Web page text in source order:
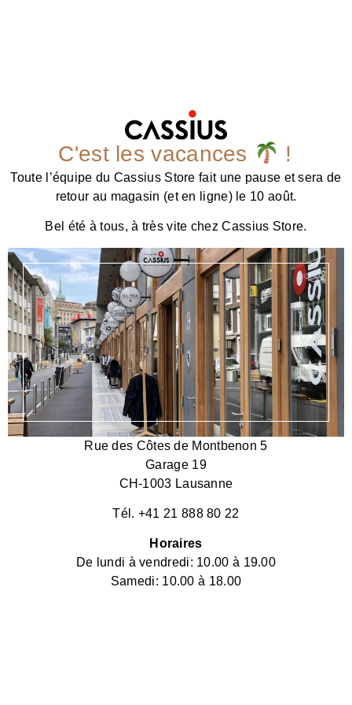
C'est les vacances !
Toute l’équipe du Cassius Store fait une pause et sera de
retour au magasin (et en ligne) le 10 août.
Bel été à tous, à très vite chez Cassius Store.
Rue des Côtes de Montbenon 5
Garage 19
CH-1003 Lausanne
Tél. +41 21 888 80 22
Horaires
De lundi à vendredi: 10.00 à 19.00
Samedi: 10.00 à 18.00